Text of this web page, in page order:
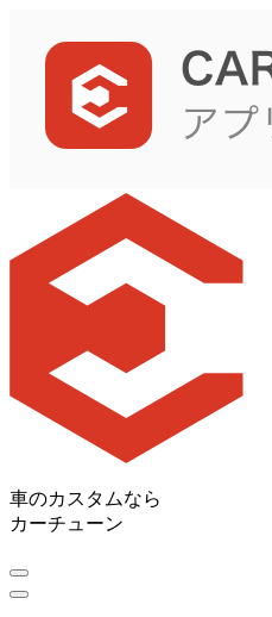
車のカスタムなら
カーチューン